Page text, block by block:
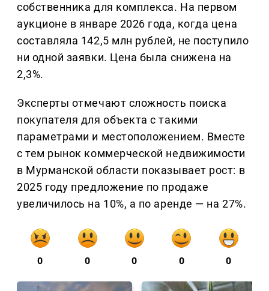
собственника для комплекса. На первом
аукционе в январе 2026 года, когда цена
составляла 142,5 млн рублей, не поступило
ни одной заявки. Цена была снижена на
2,3%.
Эксперты отмечают сложность поиска
покупателя для объекта с такими
параметрами и местоположением. Вместе
с тем рынок коммерческой недвижимости
в Мурманской области показывает рост: в
2025 году предложение по продаже
увеличилось на 10%, а по аренде — на 27%.
0 0 0 0 0